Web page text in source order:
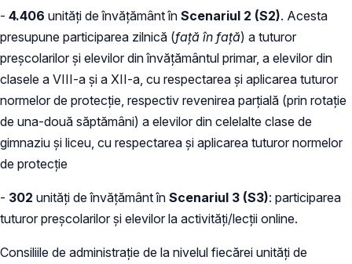
- 4.406 unități de învățământ în Scenariul 2 (S2). Acesta
presupune participarea zilnică (față în față) a tuturor
preșcolarilor și elevilor din învățământul primar, a elevilor din
clasele a VIII-a și a XII-a, cu respectarea și aplicarea tuturor
normelor de protecție, respectiv revenirea parțială (prin rotație
de una-două săptămâni) a elevilor din celelalte clase de
gimnaziu și liceu, cu respectarea și aplicarea tuturor normelor
de protecție
- 302 unități de învățământ în Scenariul 3 (S3): participarea
tuturor preșcolarilor și elevilor la activități/lecții online.
Consiliile de administrație de la nivelul fiecărei unități de